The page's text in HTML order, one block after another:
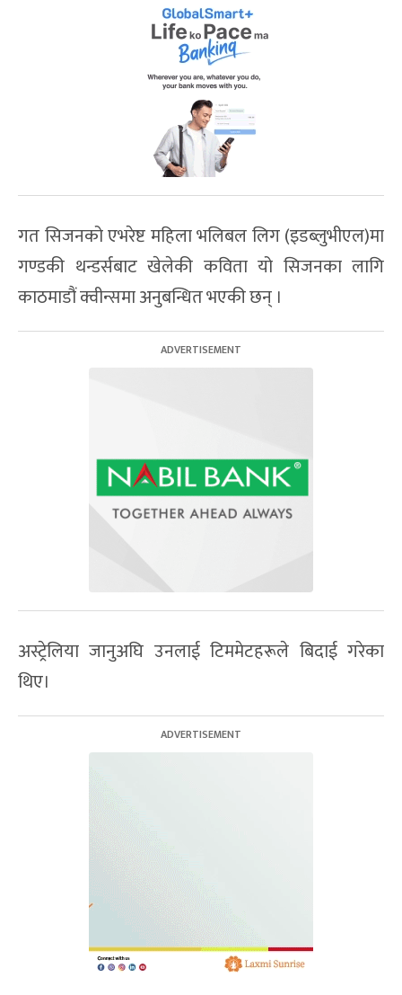
गत सिजनको एभरेष्ट महिला भलिबल लिग (इडब्लुभीएल)मा
गण्डकी थन्डर्सबाट खेलेकी कविता यो सिजनका लागि
काठमाडौं क्वीन्समा अनुबन्धित भएकी छन् ।
अस्ट्रेलिया जानुअघि उनलाई टिममेटहरूले बिदाई गरेका
थिए।